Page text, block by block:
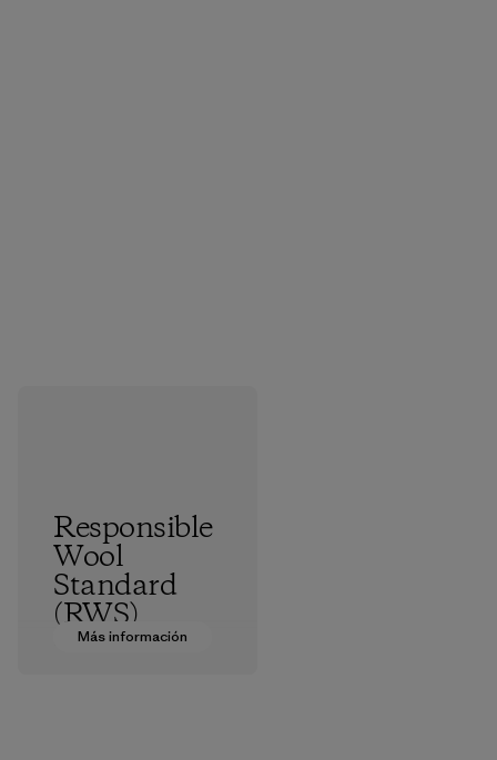
Más información
Responsible
Wool
Standard
(RWS)